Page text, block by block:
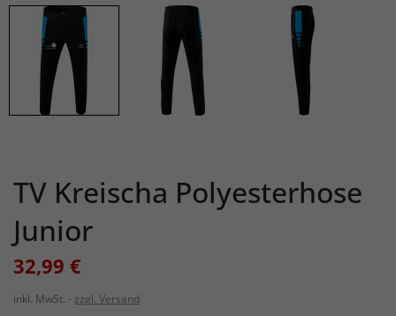
TV Kreischa Polyesterhose
Junior
32,99 €
inkl. MwSt.
zzgl. Versand